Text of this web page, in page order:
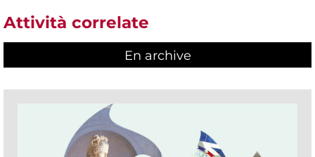
Attività correlate
En archive